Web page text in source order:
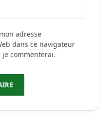
adresse
dans ce navigateur
commenterai.